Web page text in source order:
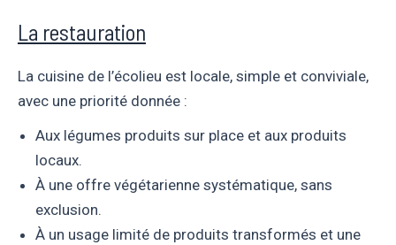
La restauration
La cuisine de l’écolieu est locale, simple et conviviale,
avec une priorité donnée :
Aux légumes produits sur place et aux produits
locaux.
À une offre végétarienne systématique, sans
exclusion.
À un usage limité de produits transformés et une